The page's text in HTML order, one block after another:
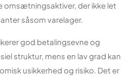
omsætningsaktiver, der ikke let
såsom varelager.
god betalingsevne og
struktur, mens en lav grad kan
usikkerhed og risiko. Det er